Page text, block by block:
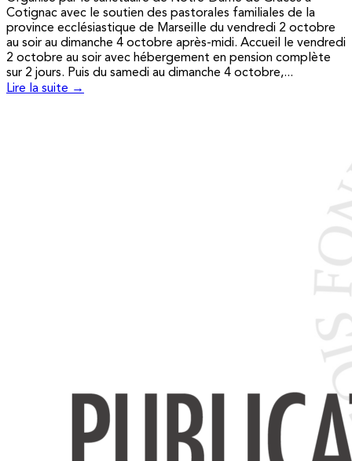
Cotignac avec le soutien des pastorales familiales de la
province ecclésiastique de Marseille du vendredi 2 octobre
au soir au dimanche 4 octobre après-midi. Accueil le vendredi
2 octobre au soir avec hébergement en pension complète
sur 2 jours. Puis du samedi au dimanche 4 octobre,...
Lire la suite →